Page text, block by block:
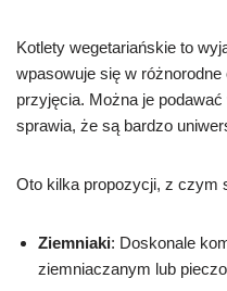
Kotlety wegetariańskie to
wpasowuje się w
przyjęcia. Można je
sprawia, że są bardzo
Oto kilka propozycji, z czym
Ziemniaki: Doskonale
ziemniaczanym lub